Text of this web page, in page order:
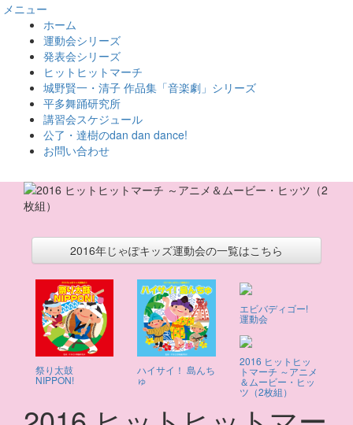
メニュー
ホーム
運動会シリーズ
発表会シリーズ
ヒットヒットマーチ
城野賢一・清子 作品集「音楽劇」シリーズ
平多舞踊研究所
講習会スケジュール
公了・達樹のdan dan dance!
お問い合わせ
2016年じゃぽキッズ運動会の一覧はこちら
祭り太鼓
NIPPON!
ハイサイ！ 島んち
ゅ
エビバディゴー!
運動会
2016 ヒットヒッ
トマーチ ～アニメ
＆ムービー・ヒッ
ツ（2枚組）